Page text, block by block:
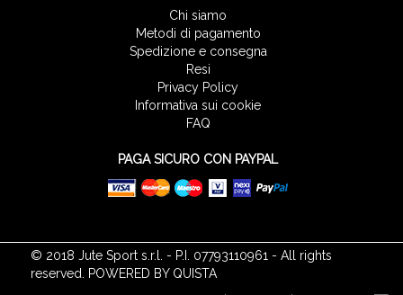
Chi siamo
Metodi di pagamento
Spedizione e consegna
Resi
Privacy Policy
Informativa sui cookie
FAQ
PAGA SICURO CON PAYPAL
© 2018 Jute Sport s.r.l. - P.I. 07793110961 - All rights
reserved. POWERED BY QUISTA